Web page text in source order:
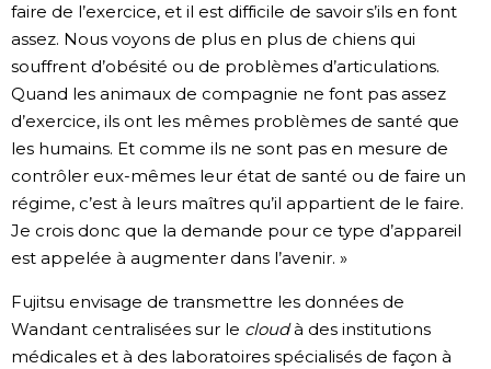
faire de l’exercice, et il est difficile de savoir s’ils en font
assez. Nous voyons de plus en plus de chiens qui
souffrent d’obésité ou de problèmes d’articulations.
Quand les animaux de compagnie ne font pas assez
d’exercice, ils ont les mêmes problèmes de santé que
les humains. Et comme ils ne sont pas en mesure de
contrôler eux-mêmes leur état de santé ou de faire un
régime, c’est à leurs maîtres qu’il appartient de le faire.
Je crois donc que la demande pour ce type d’appareil
est appelée à augmenter dans l’avenir. »
Fujitsu envisage de transmettre les données de
Wandant centralisées sur le cloudà des institutions
médicales et à des laboratoires spécialisés de façon à